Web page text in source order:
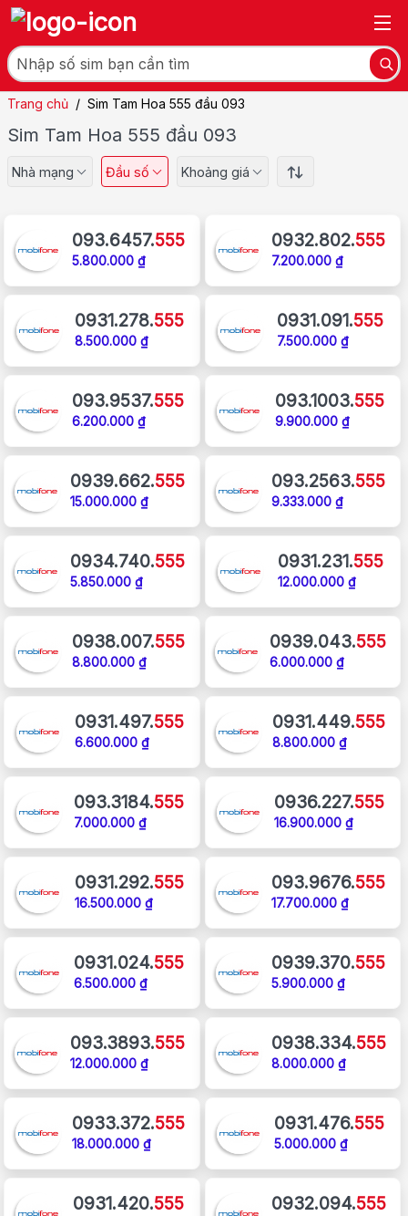
Trang chủ / Sim Tam Hoa 555 đầu 093
Sim Tam Hoa 555 đầu 093
Nhà mạng Đầu số Khoảng giá
093.6457.555
5.800.000 ₫
0932.802.555
7.200.000 ₫
0931.278.555
8.500.000 ₫
0931.091.555
7.500.000 ₫
093.9537.555
6.200.000 ₫
093.1003.555
9.900.000 ₫
0939.662.555
15.000.000 ₫
093.2563.555
9.333.000 ₫
0934.740.555
5.850.000 ₫
0931.231.555
12.000.000 ₫
0938.007.555
8.800.000 ₫
0939.043.555
6.000.000 ₫
0931.497.555
6.600.000 ₫
0931.449.555
8.800.000 ₫
093.3184.555
7.000.000 ₫
0936.227.555
16.900.000 ₫
0931.292.555
16.500.000 ₫
093.9676.555
17.700.000 ₫
0931.024.555
6.500.000 ₫
0939.370.555
5.900.000 ₫
093.3893.555
12.000.000 ₫
0938.334.555
8.000.000 ₫
0933.372.555
18.000.000 ₫
0931.476.555
5.000.000 ₫
0931.420.555 0932.094.555